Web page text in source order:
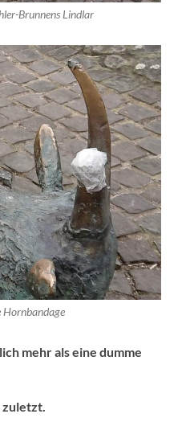
Brunnens Lindlar
mehr als eine dumme
zuletzt.